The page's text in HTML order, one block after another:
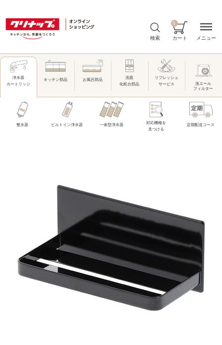
検索 カート
0
浄水器
カートリッジ
キッチン部品 お風呂部品
洗面
化粧台部品
リフレッシュ
サービス
洗エール
フィルター
整水器 ビルトイン浄水器 一体型浄水器
対応機種を
見つける
定期配送コース
メニュー